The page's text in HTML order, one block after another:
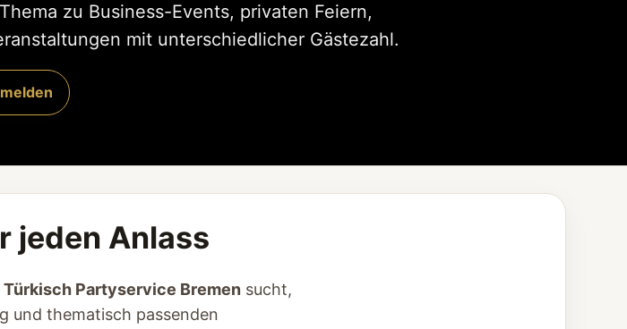
zu Business-Events, privaten Feiern,
mit unterschiedlicher Gästezahl.
jeden Anlass
Türkisch Partyservice Bremen sucht,
und thematisch passenden